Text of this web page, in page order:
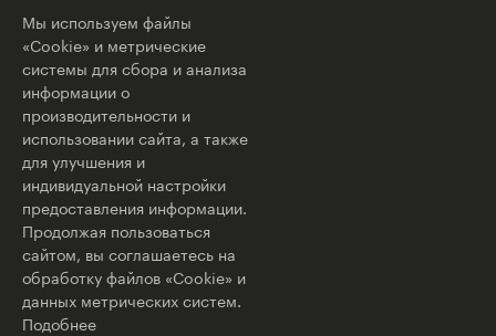
Мы используем файлы
«Cookie» и метрические
системы для сбора и анализа
информации о
производительности и
использовании сайта, а также
для улучшения и
индивидуальной настройки
предоставления информации.
Продолжая пользоваться
сайтом, вы соглашаетесь на
обработку файлов «Cookie» и
данных метрических систем.
Подобнее